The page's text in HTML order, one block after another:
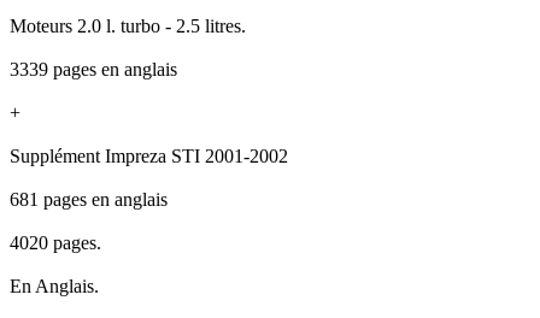
Moteurs 2.0 l. turbo - 2.5 litres.
3339 pages en anglais
+
Supplément Impreza STI 2001-2002
681 pages en anglais
4020 pages.
En Anglais.